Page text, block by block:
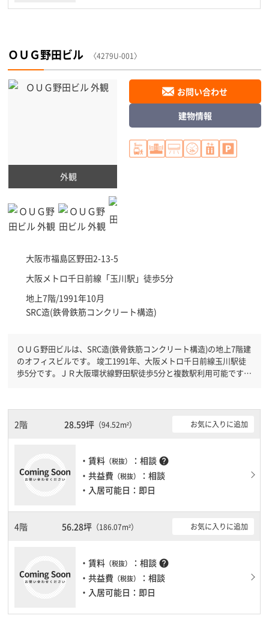
ＯＵＧ野田ビル 〈4279U-001〉
外観
大阪市福島区野田2-13-5
大阪メトロ千日前線「玉川駅 」徒歩5分
地上7階/1991年10月
SRC造(鉄骨鉄筋コンクリート構造)
お問い合わせ
建物情報
ＯＵＧ野田ビルは、SRC造(鉄骨鉄筋コンクリート構造)の地上7階建
のオフィスビルです。 竣工1991年、大阪メトロ千日前線玉川駅徒
歩5分です。ＪＲ大阪環状線野田駅徒歩5分と複数駅利用可能です。
きます。駐車場もありますので、車を利用されるお客様には使いや
すいです。１フロア１００坪以上ある大型ビルです。ＥＶが複数基
ありますので、フロアまでの待ち時間があまりかかりません。
2階 28.59坪（94.52m²） お気に入りに追加
・賃料 （税抜） ：相談 help
・共益費 （税抜）
：相談
・入居可能日：即日
4階 56.28坪 （186.07m²） お気に入りに追加
・賃料 （税抜） ：相談 help
・共益費 （税抜）
：相談
・入居可能日：即日